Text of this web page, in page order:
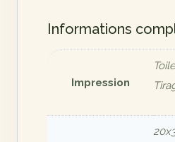
Informations
Impression